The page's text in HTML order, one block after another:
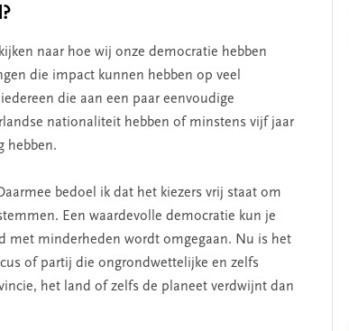
naar hoe wij onze democratie hebben
die impact kunnen hebben op veel
die aan een paar eenvoudige
nationaliteit hebben of minstens vijf jaar
hebben.
bedoel ik dat het kiezers vrij staat om
Een waardevolle democratie kun je
met minderheden wordt omgegaan. Nu is het
of partij die ongrondwettelijke en zelfs
het land of zelfs de planeet verdwijnt dan